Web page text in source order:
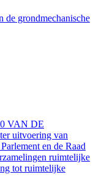
de grondmechanische
VAN DE
uitvoering van
en de Raad
ruimtelijke
tot ruimtelijke